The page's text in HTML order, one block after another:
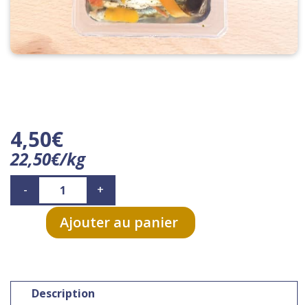
4,50€
22,50€/kg
de
d'Anchois
- +
Ajouter au panier
Description